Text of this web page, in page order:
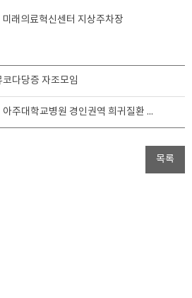
래의료혁신센터 지상주차장
다당증 자조모임
2026년 아주대학교병원 경인권역 희귀질환 전문기관 자조모임(디자인 비누 만들기)
목록